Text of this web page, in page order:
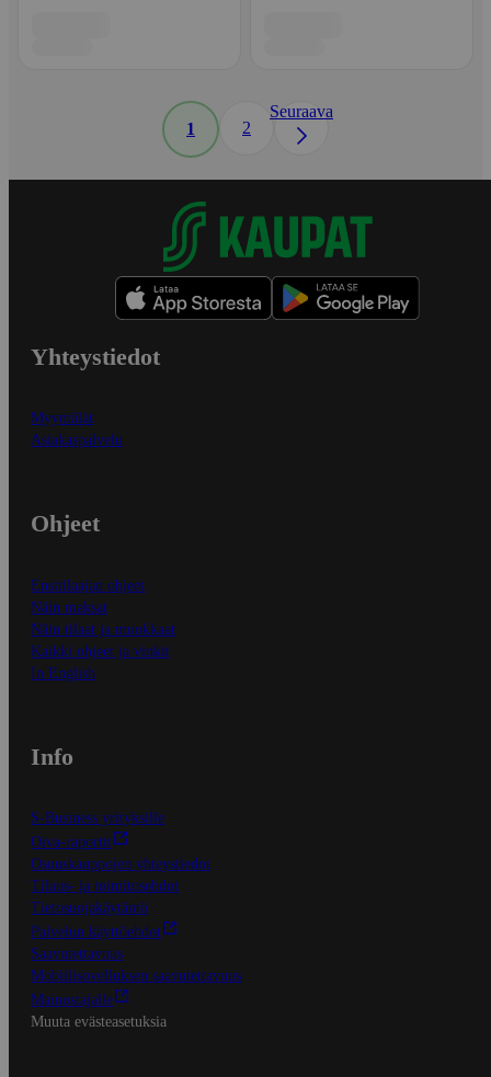
1 2
Seuraava
Yhteystiedot
Myymälät
Asiakaspalvelu
Ohjeet
Ensitilaajan ohjeet
Näin maksat
Näin tilaat ja muokkaat
Kaikki ohjeet ja vinkit
In English
Info
S-Business yrityksille
Oiva-raportit
Osuuskauppojen yhteystiedot
Tilaus- ja toimitusehdot
Tietosuojakäytäntö
Palvelun käyttöehdot
Saavutettavuus
Mobiilisovelluksen saavutettavuus
Mainostajalle
Muuta evästeasetuksia